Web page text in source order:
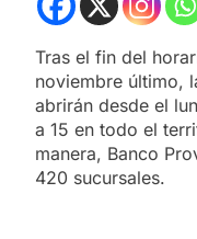
Tras el fin del
noviembre último,
abrirán desde el
a 15 en todo el
manera, Banco
420 sucursales.